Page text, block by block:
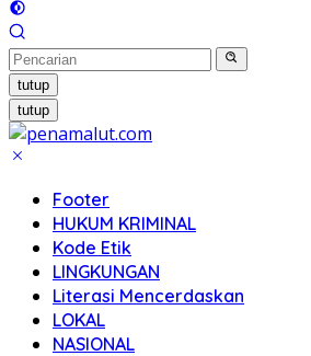
tutup
tutup
Footer
HUKUM KRIMINAL
Kode Etik
LINGKUNGAN
Literasi Mencerdaskan
LOKAL
NASIONAL